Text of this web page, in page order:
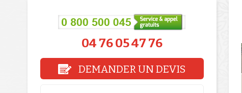
04 76 05 47 76
DEMANDER UN DEVIS